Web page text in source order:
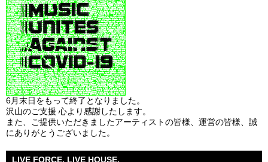
6月末日をもって終了となりました。
沢山のご支援 心より感謝したします。
また、ご提供いただきましたアーティストの皆様、運営の皆様、誠
にありがとうございました。
LIVE FORCE, LIVE HOUSE.